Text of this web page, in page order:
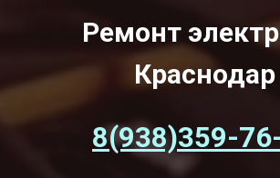
Ремонт
Краснодар
8(938)359-